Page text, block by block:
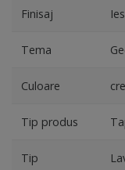
Finisaj
Tema
Culoare
Tip produs
Tip